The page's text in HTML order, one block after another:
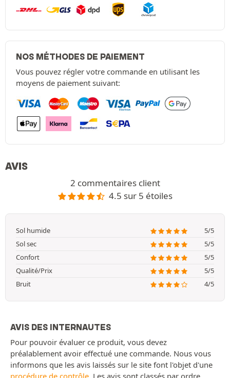
NOS MÉTHODES DE PAIEMENT
Vous pouvez régler votre commande en utilisant les
moyens de paiement suivant:
AVIS
2 commentaires client
4.5 sur 5 étoiles
Sol humide
5/5
Sol sec
5/5
Confort
5/5
Qualité/Prix
5/5
Bruit
4/5
AVIS DES INTERNAUTES
Pour pouvoir évaluer ce produit, vous devez
préalablement avoir effectué une commande. Nous vous
informons que les avis laissés sur le site font l'objet d'une